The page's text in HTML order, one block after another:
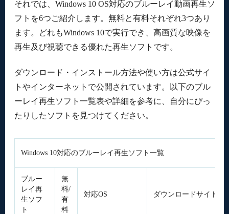
それでは、Windows 10 OS対応のブルーレイ動画再生ソ
フトを6つご紹介します。無料と有料それぞれ3つあり
ます。どれもWindows 10で実行でき、高画質な映像を
再生及び視聴できる優れた再生ソフトです。
ダウンロード・インストール方法や使い方は公式サイ
トやインターネットで公開されています。以下のブル
ーレイ再生ソフト一覧表や詳細を参考に、自分にぴっ
たりしたソフトを見つけてください。
Windows 10対応のブルーレイ再生ソフト一覧
ブルー
レイ再
生ソフ
ト
無
料/
有
料
対応OS ダウンロードサイト/リ